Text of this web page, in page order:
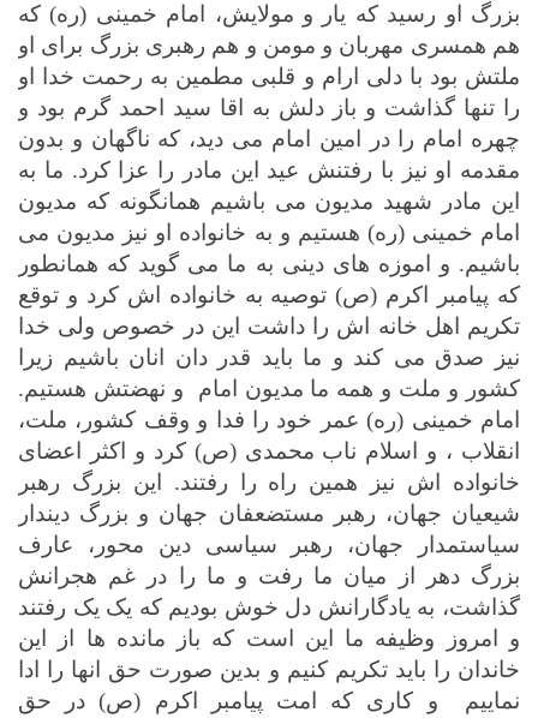
بزرگ او رسید که یار و مولایش، امام خمینی (ره) که
هم همسری مهربان و مومن و هم رهبری بزرگ برای او
ملتش بود با دلی ارام و قلبی مطمین به رحمت خدا او
را تنها گذاشت و باز دلش به اقا سید احمد گرم بود و
چهره امام را در امین امام می دید، که ناگهان و بدون
مقدمه او نیز با رفتنش عید این مادر را عزا کرد. ما به
این مادر شهید مدیون می باشیم همانگونه که مدیون
امام خمینی (ره) هستیم و به خانواده او نیز مدیون می
باشیم. و اموزه های دینی به ما می گوید که همانطور
که پیامبر اکرم (ص) توصیه به خانواده اش کرد و توقع
تکریم اهل خانه اش را داشت این در خصوص ولی خدا
نیز صدق می کند و ما باید قدر دان انان باشیم زیرا
کشور و ملت و همه ما مدیون امام
و نهضتش هستیم.
امام خمینی (ره) عمر خود را فدا و وقف کشور، ملت،
انقلاب ، و اسلام ناب محمدی (ص) کرد و اکثر اعضای
خانواده اش نیز همین راه را رفتند. این بزرگ رهبر
شیعیان جهان، رهبر مستضعفان جهان و بزرگ دیندار
سیاستمدار جهان، رهبر سیاسی دین محور، عارف
بزرگ دهر از میان ما رفت و ما را در غم هجرانش
گذاشت، به یادگارانش دل خوش بودیم که یک یک رفتند
و امروز وظیفه ما این است که باز مانده ها از این
خاندان را باید تکریم کنیم و بدین صورت حق انها را ادا
نماییم
و کاری که امت پیامبر اکرم (ص) در حق